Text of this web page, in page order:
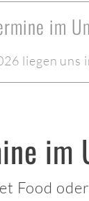
im
liegen
Food